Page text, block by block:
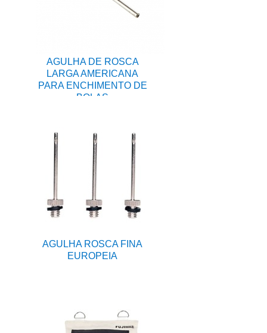
AGULHA DE ROSCA
LARGA AMERICANA
PARA ENCHIMENTO DE
BOLAS
AGULHA ROSCA FINA
EUROPEIA